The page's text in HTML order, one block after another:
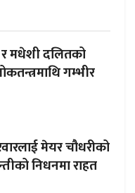
मधेशी दलितको
गम्भीर
मेयर चौधरीको
निधनमा राहत